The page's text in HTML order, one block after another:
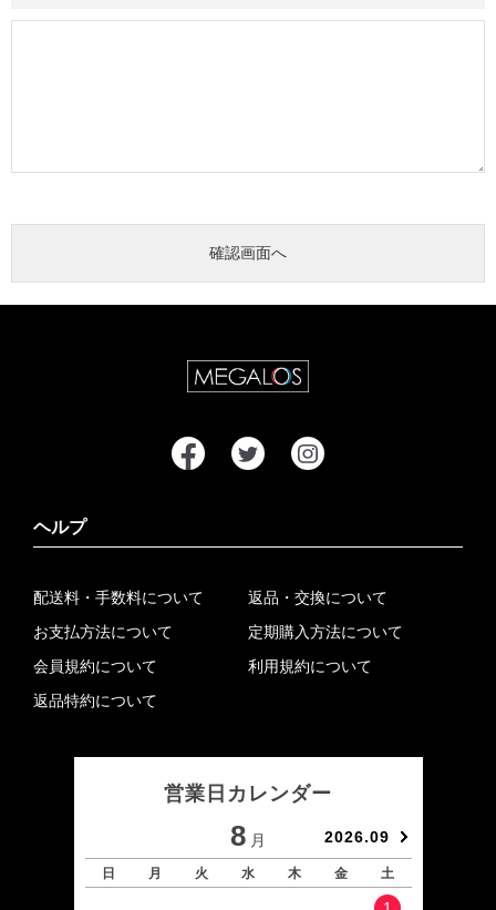
ヘルプ
配送料・手数料について
お支払方法について
会員規約について
返品特約について
返品・交換について
定期購入方法について
利用規約について
営業日カレンダー
8 月 2026.09
日 月 火 水 木 金 土